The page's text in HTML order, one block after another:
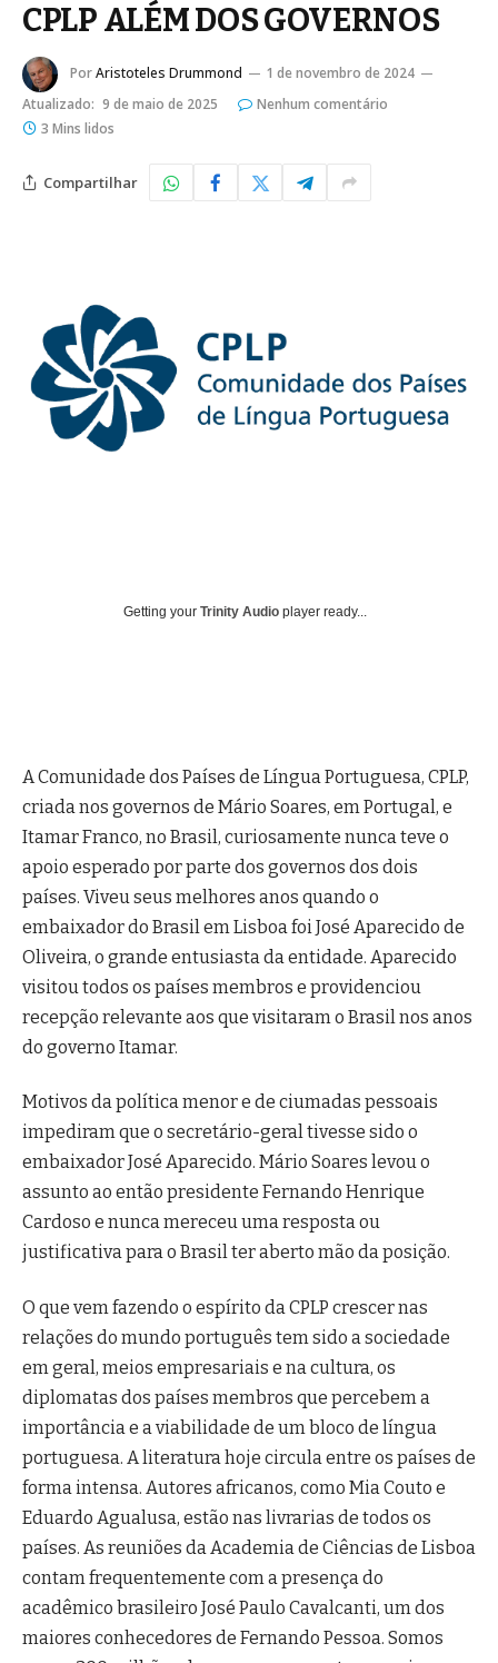
CPLP ALÉM DOS GOVERNOS
PorAristoteles Drummond
1 de novembro de 2024
Atualizado: 9 de maio de 2025
Nenhum comentário
3 Mins lidos
Compartilhar
Getting your Trinity Audio player ready...
A Comunidade dos Países de Língua Portuguesa, CPLP,
criada nos governos de Mário Soares, em Portugal, e
Itamar Franco, no Brasil, curiosamente nunca teve o
apoio esperado por parte dos governos dos dois
países. Viveu seus melhores anos quando o
embaixador do Brasil em Lisboa foi José Aparecido de
Oliveira, o grande entusiasta da entidade. Aparecido
visitou todos os países membros e providenciou
recepção relevante aos que visitaram o Brasil nos anos
do governo Itamar.
Motivos da política menor e de ciumadas pessoais
impediram que o secretário-geral tivesse sido o
embaixador José Aparecido. Mário Soares levou o
assunto ao então presidente Fernando Henrique
Cardoso e nunca mereceu uma resposta ou
justificativa para o Brasil ter aberto mão da posição.
O que vem fazendo o espírito da CPLP crescer nas
relações do mundo português tem sido a sociedade
em geral, meios empresariais e na cultura, os
diplomatas dos países membros que percebem a
importância e a viabilidade de um bloco de língua
portuguesa. A literatura hoje circula entre os países de
forma intensa. Autores africanos, como Mia Couto e
Eduardo Agualusa, estão nas livrarias de todos os
países. As reuniões da Academia de Ciências de Lisboa
contam frequentemente com a presença do
acadêmico brasileiro José Paulo Cavalcanti, um dos
maiores conhecedores de Fernando Pessoa. Somos